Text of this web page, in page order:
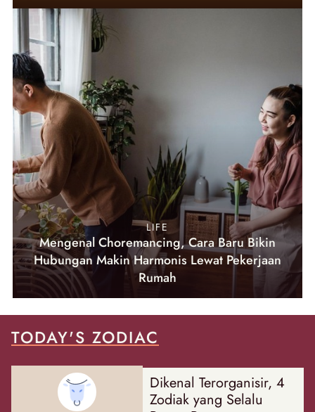
LIFE
Mengenal Choremancing, Cara Baru Bikin
Hubungan Makin Harmonis Lewat Pekerjaan
Rumah
TODAY'S ZODIAC
Dikenal Terorganisir, 4
Zodiak yang Selalu